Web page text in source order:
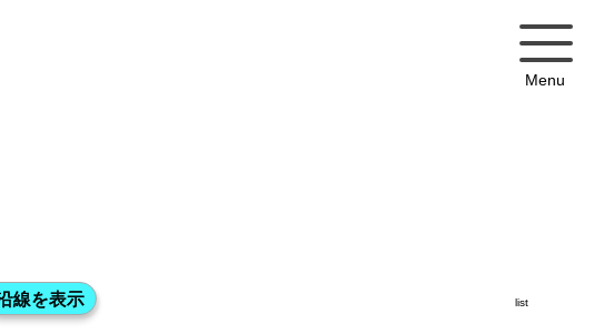
Menu
list